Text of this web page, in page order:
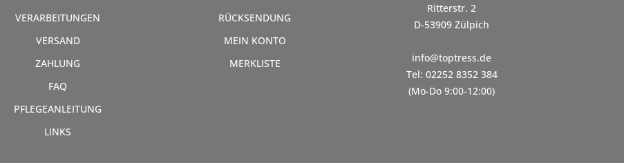
VERARBEITUNGEN
VERSAND
ZAHLUNG
FAQ
PFLEGEANLEITUNG
LINKS
RÜCKSENDUNG
MEIN KONTO
MERKLISTE
Ritterstr. 2
D-53909 Zülpich
info@toptress.de
Tel: 02252 8352 384
(Mo-Do 9:00-12:00)